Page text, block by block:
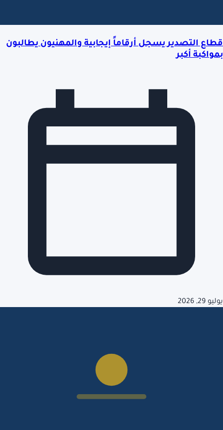
قطاع التصدير يسجل أرقاماً إيجابية والمهنيون يطالبون
بمواكبة أكبر
يوليو 29, 2026